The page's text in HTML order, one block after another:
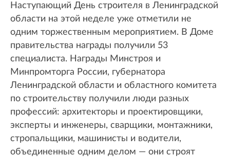
Наступающий День строителя в Ленинградской
области на этой неделе уже отметили не
одним торжественным мероприятием. В Доме
правительства награды получили 53
специалиста. Награды Минстроя и
Минпромторга России, губернатора
Ленинградской области и областного комитета
по строительству получили люди разных
профессий: архитекторы и проектировщики,
эксперты и инженеры, сварщики, монтажники,
стропальщики, машинисты и водители,
объединенные одним делом — они строят